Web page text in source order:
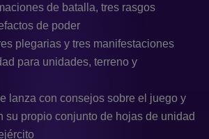
de batalla, tres rasgos
de poder
plegarias y tres manifestaciones
para unidades, terreno y
lanza con consejos sobre el juego y
su propio conjunto de hojas de unidad